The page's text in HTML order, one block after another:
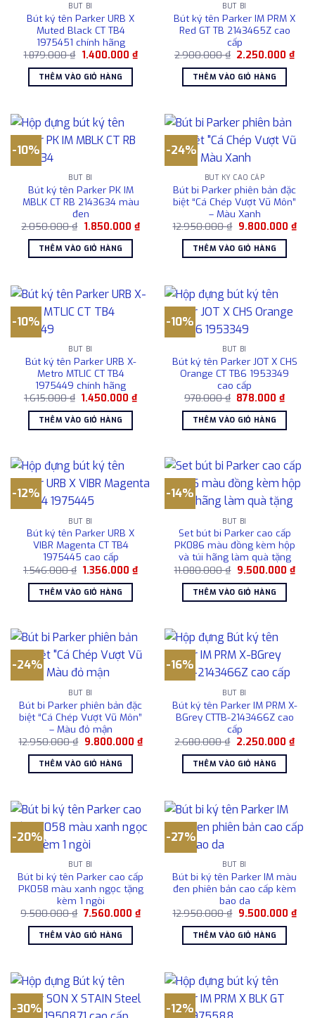
BÚT BI
Bút ký tên Parker URB X
Muted Black CT TB4
1975451 chính hãng
1.879.000₫ Giá
là:
1.879.000 ₫.
1.400.000 ₫Giá
hiện
1.400.000 ₫.
THÊM VÀO GIỎ HÀNG
BÚT BI
Bút ký tên Parker IM PRM X
Red GT TB 2143465Z cao
cấp
2.900.000₫ Giá
là:
2.900.000 ₫.
2.250.000₫Giá
hiện
THÊM VÀO GIỎ HÀNG
-10%
BÚT BI
Bút ký tên Parker PK IM
MBLK CT RB 2143634 màu
đen
2.050.000₫ Giá
là:
2.050.000 ₫.
1.850.000 ₫Giá
hiện
1.850.000 ₫.
THÊM VÀO GIỎ HÀNG
-24%
BÚT KÝ CAO CẤP
Bút bi Parker phiên bản đặc
biệt “Cá Chép Vượt Vũ Môn”
– Màu Xanh
12.950.000₫ Giá
là:
12.950.000 ₫.
9.800.000 ₫Giá
hiện
THÊM VÀO GIỎ HÀNG
-10%
BÚT BI
Bút ký tên Parker URB X-
Metro MTLIC CT TB4
1975449 chính hãng
1.615.000₫ Giá
là:
1.615.000 ₫.
1.450.000₫Giá
1.450.000 ₫.
THÊM VÀO GIỎ HÀNG
-10%
BÚT BI
Bút ký tên Parker JOT X CHS
Orange CT TB6 1953349
cao cấp
978.000₫ Giá
là:
978.000 ₫.
878.000₫Giá
tại
THÊM VÀO GIỎ HÀNG
-12%
BÚT BI
Bút ký tên Parker URB X
VIBR Magenta CT TB4
1975445 cao cấp
1.546.000₫ Giá
là:
1.546.000 ₫.
1.356.000₫Giá
hiện
1.356.000 ₫.
THÊM VÀO GIỎ HÀNG
-14%
BÚT BI
Set bút bi Parker cao cấp
PK086 màu đồng kèm hộp
và túi hãng làm quà tặng
11.080.000₫ Giá
là:
11.080.000 ₫.
9.500.000 ₫Giá
hiện
THÊM VÀO GIỎ HÀNG
-24%
BÚT BI
Bút bi Parker phiên bản đặc
biệt “Cá Chép Vượt Vũ Môn”
– Màu đỏ mận
12.950.000₫ Giá
là:
12.950.000 ₫.
9.800.000 ₫Giá
hiện
9.800.000 ₫.
THÊM VÀO GIỎ HÀNG
-16%
BÚT BI
Bút ký tên Parker IM PRM X-
BGrey CTTB-2143466Z cao
cấp
2.680.000₫ Giá
là:
2.680.000 ₫.
2.250.000 ₫Giá
hiện
THÊM VÀO GIỎ HÀNG
-20%
BÚT BI
Bút bi ký tên Parker cao cấp
PK058 màu xanh ngọc tặng
kèm 1 ngòi
9.500.000₫ Giá
là:
9.500.000 ₫.
7.560.000 ₫Giá
THÊM VÀO GIỎ HÀNG
-27%
BÚT BI
Bút bi ký tên Parker IM màu
đen phiên bản cao cấp kèm
bao da
12.950.000₫ Giá
là:
12.950.000 ₫.
9.500.000 ₫Giá
THÊM VÀO GIỎ HÀNG
-30% -12%